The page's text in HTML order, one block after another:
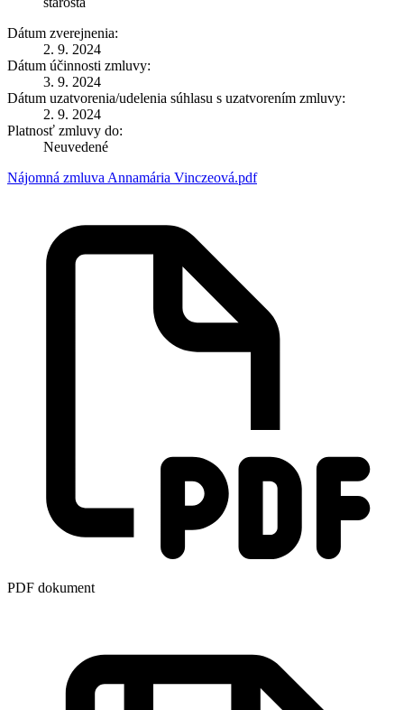
Dátum zverejnenia:
2. 9. 2024
Dátum účinnosti zmluvy:
3. 9. 2024
Dátum uzatvorenia/udelenia súhlasu s uzatvorením zmluvy:
2. 9. 2024
Platnosť zmluvy do:
Neuvedené
Nájomná zmluva Annamária Vinczeová.pdf
PDF dokument